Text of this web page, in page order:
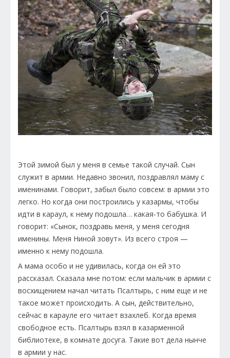
Этой зимой был у меня в семье такой случай. Сын
служит в армии. Недавно звонил, поздравлял маму с
именинами. Говорит, забыл было совсем: в армии это
легко. Но когда они построились у казармы, чтобы
идти в караул, к нему подошла… какая-то бабушка. И
говорит: «Сынок, поздравь меня, у меня сегодня
именины. Меня Ниной зовут». Из всего строя —
именно к нему подошла.
А мама особо и не удивилась, когда он ей это
рассказал. Сказала мне потом: если мальчик в армии с
восхищением начал читать Псалтырь, с ним еще и не
такое может происходить. А сын, действительно,
сейчас в карауле его читает взахлеб. Когда время
свободное есть. Псалтырь взял в казарменной
библиотеке, в комнате досуга. Такие вот дела нынче
в армии у нас.